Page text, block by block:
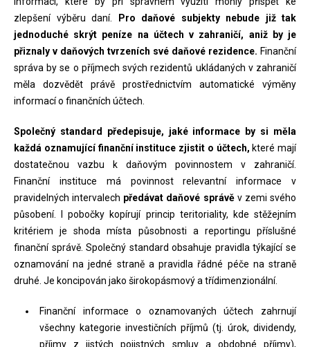
zlepšení výběru daní.
Pro daňové subjekty nebude již tak
jednoduché skrýt peníze na účtech v zahraničí, aniž by je
přiznaly v daňových tvrzeních své daňové rezidence. Finanční
správa by se o příjmech svých rezidentů ukládaných v zahraničí
měla dozvědět právě prostřednictvím automatické výměny
informací o finančních účtech.
Společný standard předepisuje, jaké informace by si měla
každá oznamující finanční instituce zjistit o účtech, které mají
dostatečnou vazbu k daňovým povinnostem v zahraničí.
Finanční instituce má povinnost relevantní informace v
pravidelných intervalech předávat daňové správěv zemi svého
působení. I pobočky kopírují princip teritoriality, kde stěžejním
kritériem je shoda místa působnosti a reportingu příslušné
finanční správě. Společný standard obsahuje pravidla týkající se
oznamování na jedné straně a pravidla řádné péče na straně
druhé. Je koncipován jako širokopásmový a třídimenzionální.
Finanční informace o oznamovaných účtech zahrnují
všechny kategorie investičních příjmů (tj. úrok, dividendy,
příjmy z jistých pojistných smluv a obdobné příjmy),